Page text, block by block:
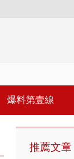
爆料第壹線
推薦文章